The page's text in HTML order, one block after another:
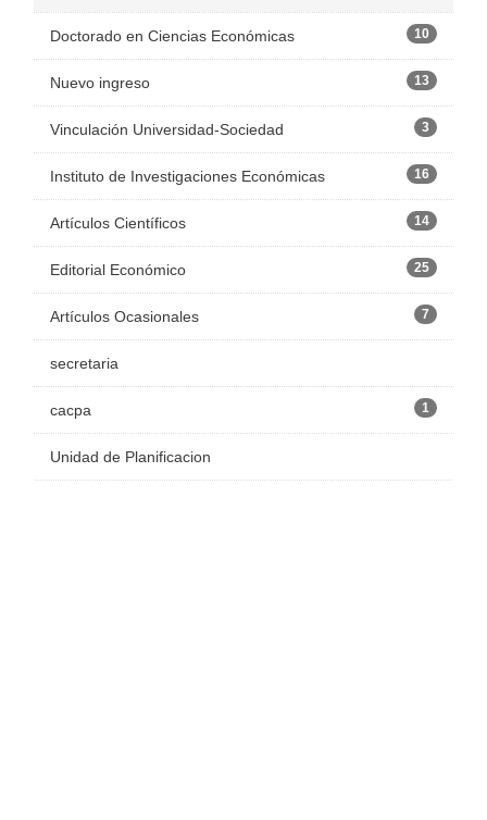
Doctorado en Ciencias Económicas 10
Nuevo ingreso 13
Vinculación Universidad-Sociedad 3
Instituto de Investigaciones Económicas 16
Artículos Científicos 14
Editorial Económico 25
Artículos Ocasionales 7
secretaria
cacpa 1
Unidad de Planificacion